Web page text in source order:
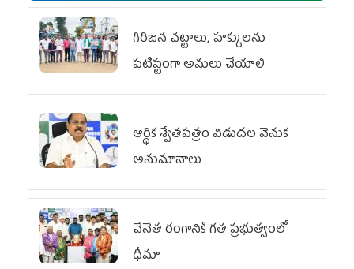
గిరిజన చట్టాలు, హక్కులను
పటిష్టంగా అమలు చేయాలి
ఆర్థిక శ్వేతపత్రం విడుదల వెనుక
అనుమానాలు
చేనేత రంగానికి గత ప్రభుత్వంలో
ధీమా